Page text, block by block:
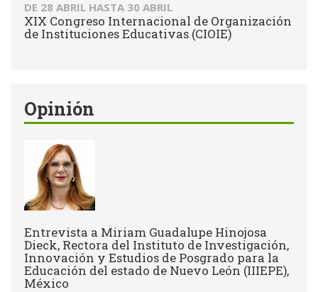
DE 28 ABRIL HASTA 30 ABRIL
XIX Congreso Internacional de Organización
de Instituciones Educativas (CIOIE)
Opinión
Entrevista a Miriam Guadalupe Hinojosa
Dieck, Rectora del Instituto de Investigación,
Innovación y Estudios de Posgrado para la
Educación del estado de Nuevo León (IIIEPE),
México